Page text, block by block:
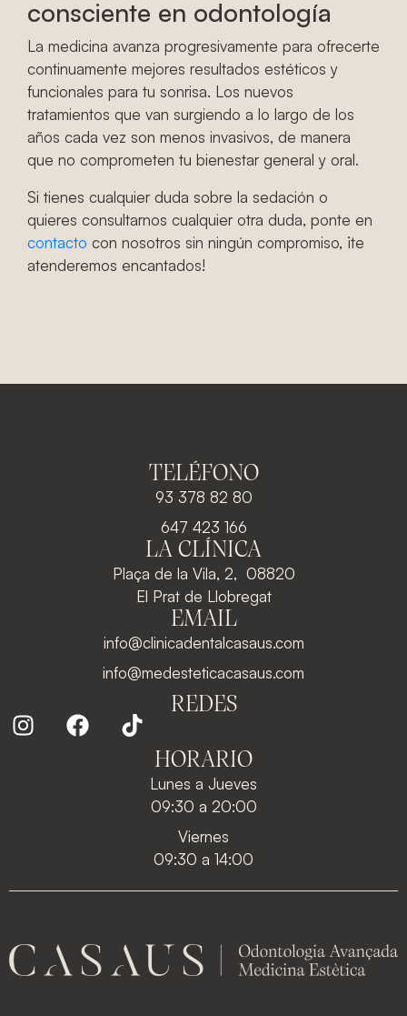
consciente en odontología
La medicina avanza progresivamente para ofrecerte
continuamente mejores resultados estéticos y
funcionales para tu sonrisa. Los nuevos
tratamientos que van surgiendo a lo largo de los
años cada vez son menos invasivos, de manera
que no comprometen tu bienestar general y oral.
Si tienes cualquier duda sobre la sedación o
quieres consultarnos cualquier otra duda, ponte en
contacto con nosotros sin ningún compromiso, ¡te
atenderemos encantados!
TELÉFONO
93 378 82 80
647 423 166
LA CLÍNICA
Plaça de la Vila, 2, 08820
El Prat de Llobregat
EMAIL
info@clinicadentalcasaus.com
info@medesteticacasaus.com
REDES
HORARIO
Lunes a Jueves
09:30 a 20:00
Viernes
09:30 a 14:00